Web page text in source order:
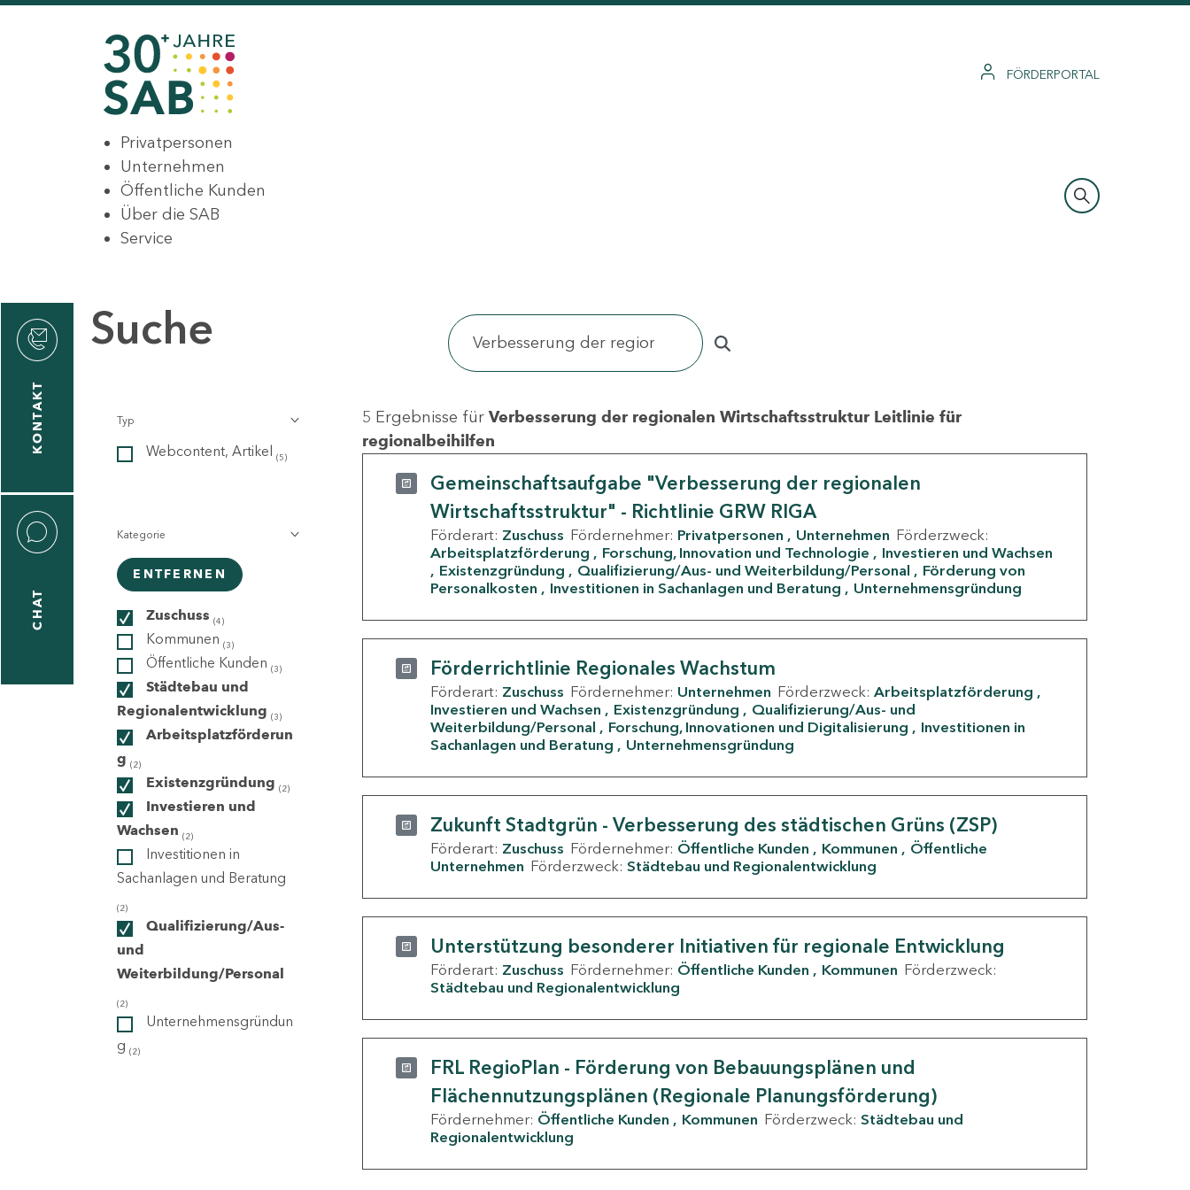
FÖRDERPORTAL
Privatpersonen
Unternehmen
Öffentliche Kunden
Über die SAB
Service
KONTAKT
CHAT
Suche
Typ
Webcontent, Artikel (5)
Kategorie
ENTFERNEN
Zuschuss (4)
Kommunen (3)
Öffentliche Kunden (3)
Städtebau und
Regionalentwicklung (3)
Arbeitsplatzförderun
g (2)
Existenzgründung (2)
Investieren und
Wachsen (2)
Investitionen in
Sachanlagen und Beratung
(2)
Qualifizierung/Aus-
und
Weiterbildung/Personal
(2)
Unternehmensgründun
g (2)
5 Ergebnisse für Verbesserung der regionalen Wirtschaftsstruktur Leitlinie für
regionalbeihilfen
Gemeinschaftsaufgabe "Verbesserung der regionalen
Wirtschaftsstruktur" - Richtlinie GRW RIGA
Förderart: Zuschuss Fördernehmer: Privatpersonen Unternehmen Förderzweck:
Arbeitsplatzförderung
Forschung, Innovation und Technologie
Investieren und Wachsen
Existenzgründung
Qualifizierung/Aus- und Weiterbildung/Personal
Förderung von
Personalkosten
Investitionen in Sachanlagen und Beratung Unternehmensgründung
Förderrichtlinie Regionales Wachstum
Förderart: Zuschuss Fördernehmer: Unternehmen Förderzweck: Arbeitsplatzförderung
Investieren und Wachsen
Existenzgründung
Qualifizierung/Aus- und
Weiterbildung/Personal
Forschung, Innovationen und Digitalisierung
Investitionen in
Sachanlagen und Beratung
Unternehmensgründung
Zukunft Stadtgrün - Verbesserung des städtischen Grüns (ZSP)
Förderart: Zuschuss Fördernehmer: Öffentliche Kunden Kommunen
Öffentliche
Unternehmen Förderzweck: Städtebau und Regionalentwicklung
Unterstützung besonderer Initiativen für regionale Entwicklung
Förderart: Zuschuss Fördernehmer: Öffentliche Kunden Kommunen Förderzweck:
Städtebau und Regionalentwicklung
FRL RegioPlan - Förderung von Bebauungsplänen und
Flächennutzungsplänen (Regionale Planungsförderung)
Fördernehmer: Öffentliche Kunden Kommunen Förderzweck: Städtebau und
Regionalentwicklung